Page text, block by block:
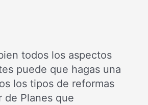
todos los aspectos
puede que hagas una
los tipos de reformas
de Planes que